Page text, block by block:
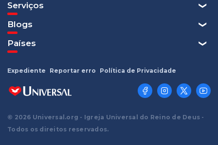
Serviços
Blogs
Países
© 2026 Universal.org - Igreja Universal do Reino de Deus -
Todos os direitos reservados.
Expediente Reportar erro Política de Privacidade